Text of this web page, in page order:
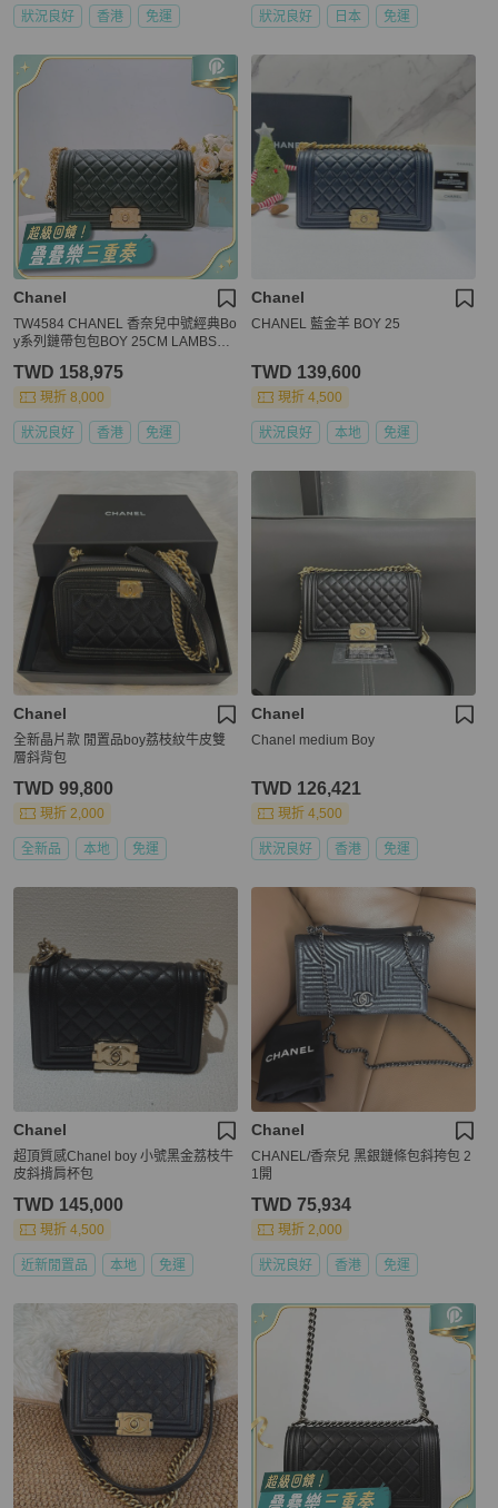
狀況良好 香港 免運 狀況良好 日本 免運
Chanel
TW4584 CHANEL 香奈兒中號經典Bo
y系列鏈帶包包BOY 25CM LAMBSKI
TWD 158,975
現折 8,000
狀況良好 香港 免運
Chanel
CHANEL 藍金羊 BOY 25
TWD 139,600
現折 4,500
狀況良好 本地 免運
Chanel
全新晶片款 閒置品boy荔枝紋牛皮雙
層斜背包
TWD 99,800
現折 2,000
全新品 本地 免運
Chanel
Chanel medium Boy
TWD 126,421
現折 4,500
狀況良好 香港 免運
Chanel
超頂質感Chanel boy 小號黑金荔枝牛
皮斜揹肩杯包
TWD 145,000
現折 4,500
近新閒置品 本地 免運
Chanel
CHANEL/香奈兒 黑銀鏈條包斜挎包 2
1開
TWD 75,934
現折 2,000
狀況良好 香港 免運